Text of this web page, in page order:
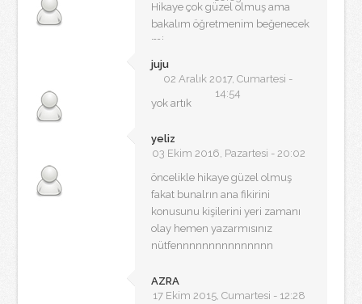
Hikaye çok güzel olmuş ama
bakalım öğretmenim beğenecek
mi
juju
02 Aralık 2017, Cumartesi -
14:54
yok artık
yeliz
03 Ekim 2016, Pazartesi - 20:02
öncelikle hikaye güzel olmuş
fakat bunalrın ana fikirini
konusunu kişilerini yeri zamanı
olay hemen yazarmısınız
nütfennnnnnnnnnnnnnn
AZRA
17 Ekim 2015, Cumartesi - 12:28